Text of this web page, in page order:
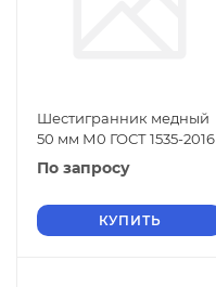
Шестигранник медный
50 мм М0 ГОСТ 1535-2016
По запросу
КУПИТЬ